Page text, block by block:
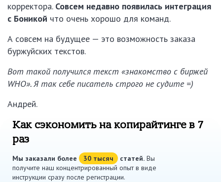
корректора. Совсем недавно появилась интеграция
с Боникой что очень хорошо для команд.
А совсем на будущее — это возможность заказа
буржуйских текстов.
Вот такой получился текст «знакомство с биржей
WHO». Я так себе писатель строго не судите =)
Андрей.
Как сэкономить на копирайтинге в 7
раз
Мы заказали более 30 тысяч статей. Вы
получите наш концентрированный опыт в виде
инструкции сразу после регистрации.